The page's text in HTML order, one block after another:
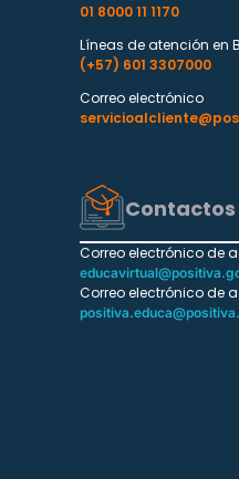
01 8000 11 1170
Líneas de atención en
(+57) 601 3307000
Correo electrónico
Correo electrónico de
Correo electrónico de